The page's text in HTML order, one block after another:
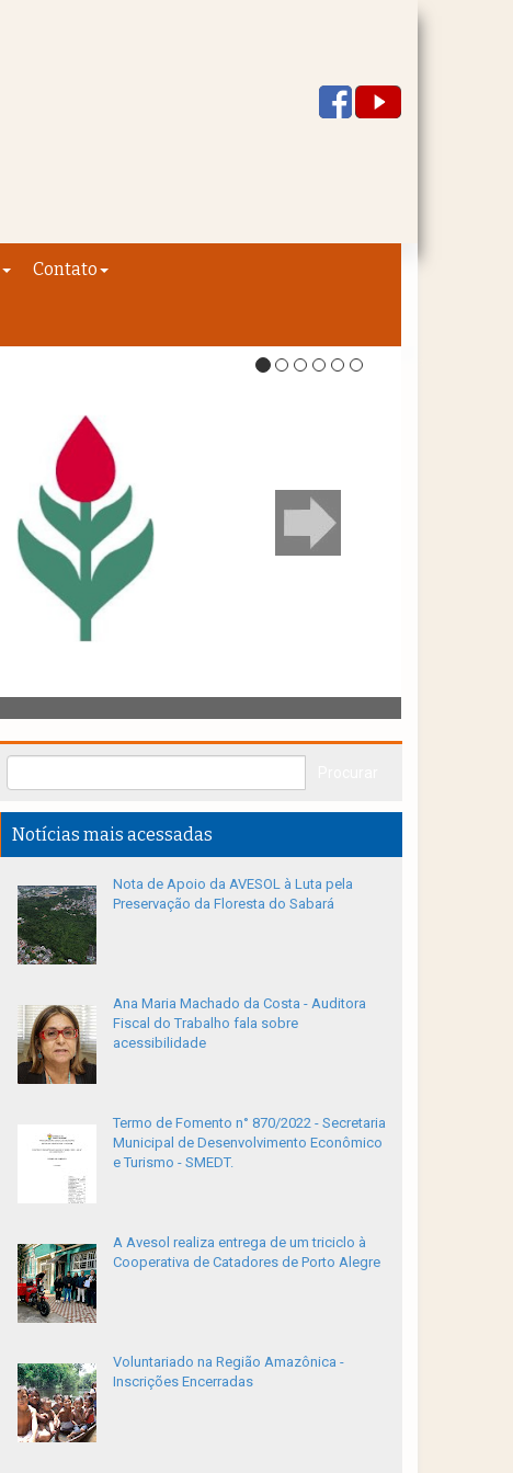
Contato
Notícias mais acessadas
Nota de Apoio da AVESOL à Luta pela
Preservação da Floresta do Sabará
Ana Maria Machado da Costa - Auditora
Fiscal do Trabalho fala sobre
acessibilidade
Termo de Fomento n° 870/2022 - Secretaria
Municipal de Desenvolvimento Econômico
e Turismo - SMEDT.
A Avesol realiza entrega de um triciclo à
Cooperativa de Catadores de Porto Alegre
Voluntariado na Região Amazônica -
Inscrições Encerradas